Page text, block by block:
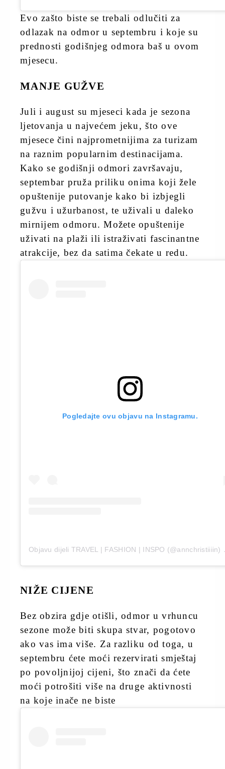
Evo zašto biste se trebali odlučiti za
odlazak na odmor u septembru i koje su
prednosti godišnjeg odmora baš u ovom
mjesecu.
MANJE GUŽVE
Juli i august su mjeseci kada je sezona
ljetovanja u najvećem jeku, što ove
mjesece čini najprometnijima za turizam
na raznim popularnim destinacijama.
Kako se godišnji odmori završavaju,
septembar pruža priliku onima koji žele
opuštenije putovanje kako bi izbjegli
gužvu i užurbanost, te uživali u daleko
mirnijem odmoru. Možete opuštenije
uživati na plaži ili istraživati fascinantne
atrakcije, bez da satima čekate u redu.
Pogledajte ovu objavu na Instagramu.
Objavu dijeli TRAVEL | FASHION | INSPO (@annchristiiiin)
NIŽE CIJENE
Bez obzira gdje otišli, odmor u vrhuncu
sezone može biti skupa stvar, pogotovo
ako vas ima više. Za razliku od toga, u
septembru ćete moći rezervirati smještaj
po povoljnijoj cijeni, što znači da ćete
moći potrošiti više na druge aktivnosti
na koje inače ne biste